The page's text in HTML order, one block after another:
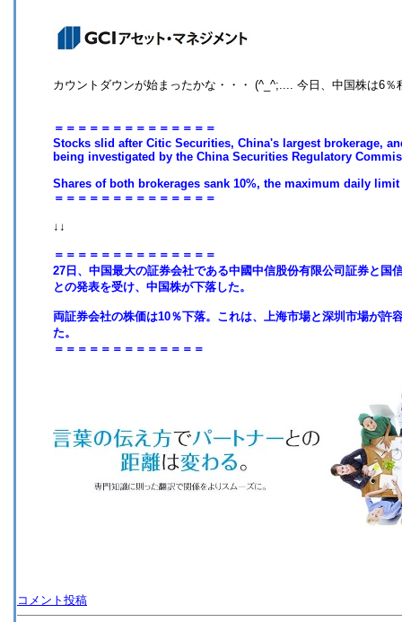
カウントダウンが始まったかな・・・ (^_^;.... 今日、中国株は6％
＝＝＝＝＝＝＝＝＝＝＝＝＝＝
Stocks slid after Citic Securities, China's largest brokerage,
being investigated by the China Securities Regulatory
Shares of both brokerages sank 10%, the maximum daily
＝＝＝＝＝＝＝＝＝＝＝＝＝＝
↓↓
＝＝＝＝＝＝＝＝＝＝＝＝＝＝
27日、中国最大の証券会社である中國中信股份有限公司証券と国
との発表を受け、中国株が下落した。
両証券会社の株価は10％下落。これは、上海市場と深圳市場が許
た。
＝＝＝＝＝＝＝＝＝＝＝＝＝
コメント投稿